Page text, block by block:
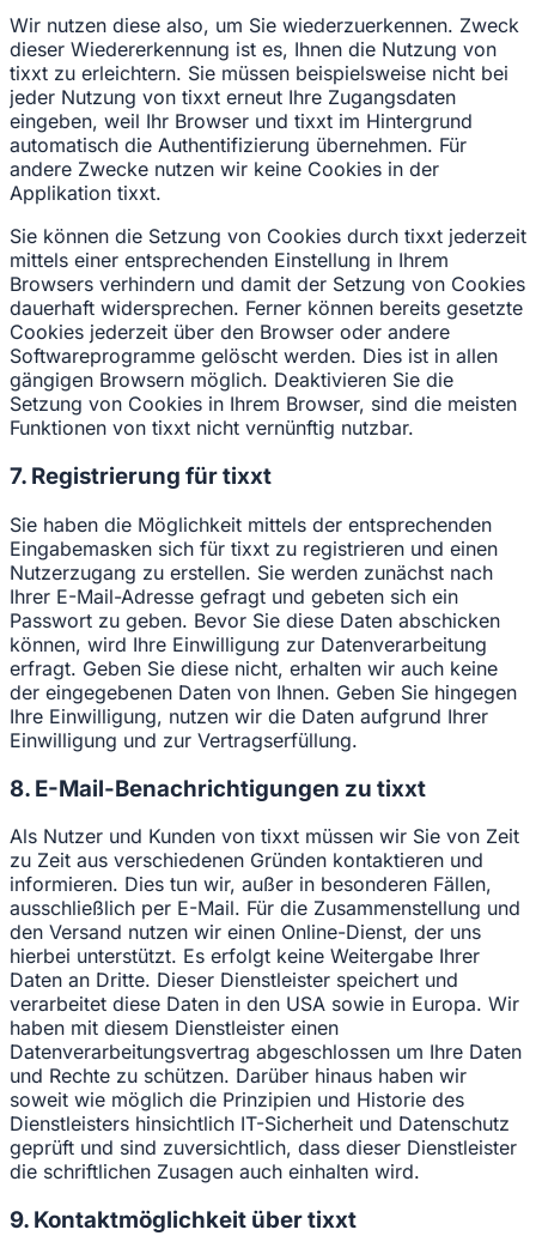
Wir nutzen diese also, um Sie wiederzuerkennen. Zweck
dieser Wiedererkennung ist es, Ihnen die Nutzung von
tixxt zu erleichtern. Sie müssen beispielsweise nicht bei
jeder Nutzung von tixxt erneut Ihre Zugangsdaten
eingeben, weil Ihr Browser und tixxt im Hintergrund
automatisch die Authentifizierung übernehmen. Für
andere Zwecke nutzen wir keine Cookies in der
Applikation tixxt.
Sie können die Setzung von Cookies durch tixxt jederzeit
mittels einer entsprechenden Einstellung in Ihrem
Browsers verhindern und damit der Setzung von Cookies
dauerhaft widersprechen. Ferner können bereits gesetzte
Cookies jederzeit über den Browser oder andere
Softwareprogramme gelöscht werden. Dies ist in allen
gängigen Browsern möglich. Deaktivieren Sie die
Setzung von Cookies in Ihrem Browser, sind die meisten
Funktionen von tixxt nicht vernünftig nutzbar.
7. Registrierung für tixxt
Sie haben die Möglichkeit mittels der entsprechenden
Eingabemasken sich für tixxt zu registrieren und einen
Nutzerzugang zu erstellen. Sie werden zunächst nach
Ihrer E-Mail-Adresse gefragt und gebeten sich ein
Passwort zu geben. Bevor Sie diese Daten abschicken
können, wird Ihre Einwilligung zur Datenverarbeitung
erfragt. Geben Sie diese nicht, erhalten wir auch keine
der eingegebenen Daten von Ihnen. Geben Sie hingegen
Ihre Einwilligung, nutzen wir die Daten aufgrund Ihrer
Einwilligung und zur Vertragserfüllung.
8. E-Mail-Benachrichtigungen zu tixxt
Als Nutzer und Kunden von tixxt müssen wir Sie von Zeit
zu Zeit aus verschiedenen Gründen kontaktieren und
informieren. Dies tun wir, außer in besonderen Fällen,
ausschließlich per E-Mail. Für die Zusammenstellung und
den Versand nutzen wir einen Online-Dienst, der uns
hierbei unterstützt. Es erfolgt keine Weitergabe Ihrer
Daten an Dritte. Dieser Dienstleister speichert und
verarbeitet diese Daten in den USA sowie in Europa. Wir
haben mit diesem Dienstleister einen
Datenverarbeitungsvertrag abgeschlossen um Ihre Daten
und Rechte zu schützen. Darüber hinaus haben wir
soweit wie möglich die Prinzipien und Historie des
Dienstleisters hinsichtlich IT-Sicherheit und Datenschutz
geprüft und sind zuversichtlich, dass dieser Dienstleister
die schriftlichen Zusagen auch einhalten wird.
9. Kontaktmöglichkeit über tixxt